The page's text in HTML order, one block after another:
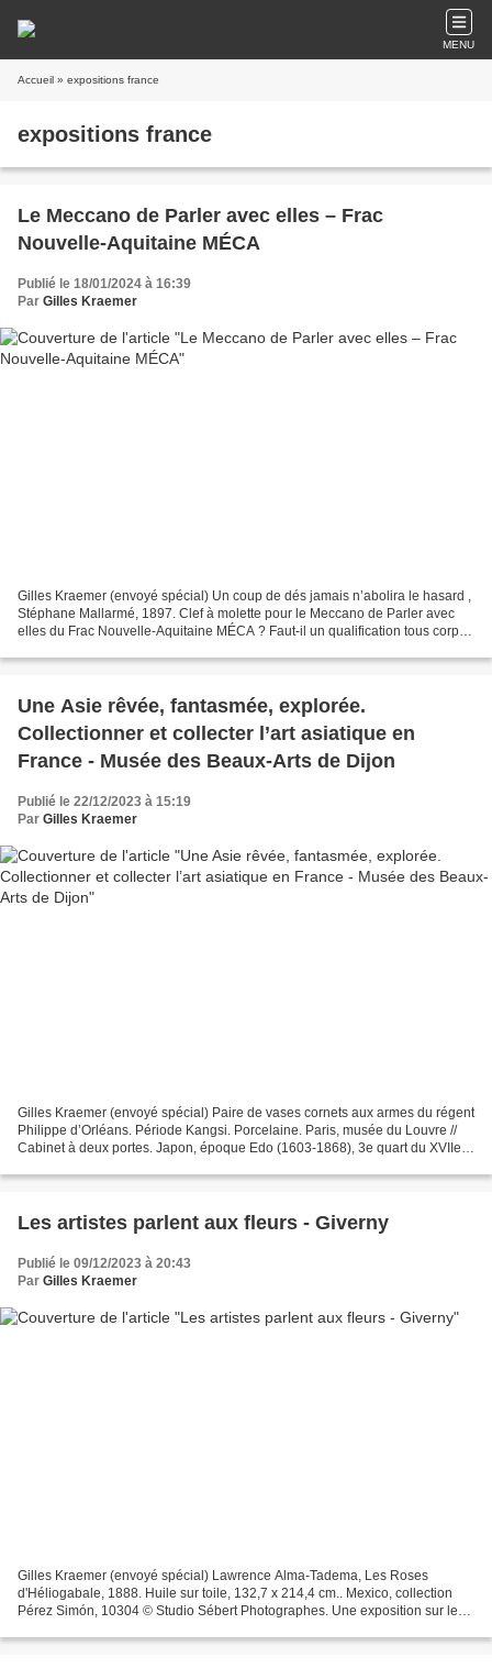
MENU
Accueil » expositions france
expositions france
Le Meccano de Parler avec elles – Frac
Nouvelle-Aquitaine MÉCA
Publié le 18/01/2024 à 16:39
Par Gilles Kraemer
Gilles Kraemer (envoyé spécial) Un coup de dés jamais n’abolira le hasard ,
Stéphane Mallarmé, 1897. Clef à molette pour le Meccano de Parler avec
elles du Frac Nouvelle-Aquitaine MÉCA ? Faut-il un qualification tous corps
Une Asie rêvée, fantasmée, explorée.
Collectionner et collecter l’art asiatique en
France - Musée des Beaux-Arts de Dijon
Publié le 22/12/2023 à 15:19
Par Gilles Kraemer
Gilles Kraemer (envoyé spécial) Paire de vases cornets aux armes du régent
Philippe d’Orléans. Période Kangsi. Porcelaine. Paris, musée du Louvre //
Cabinet à deux portes. Japon, époque Edo (1603-1868), 3e quart du XVIIe
Les artistes parlent aux fleurs - Giverny
Publié le 09/12/2023 à 20:43
Par Gilles Kraemer
Gilles Kraemer (envoyé spécial) Lawrence Alma-Tadema, Les Roses
d'Héliogabale, 1888. Huile sur toile, 132,7 x 214,4 cm.. Mexico, collection
Pérez Simón, 10304 © Studio Sébert Photographes. Une exposition sur les